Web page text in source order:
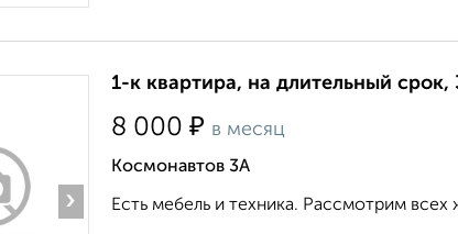
›
1-к квартира, на длительный
8 000 ₽ в месяц
Космонавтов 3А
Есть мебель и техника. Рассмотрим